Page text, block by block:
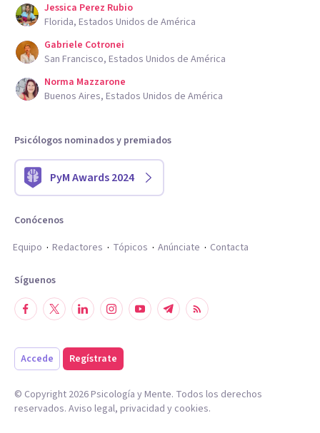
Jessica Perez Rubio
Florida, Estados Unidos de América
Gabriele Cotronei
San Francisco, Estados Unidos de América
Norma Mazzarone
Buenos Aires, Estados Unidos de América
Psicólogos nominados y premiados
PyM Awards 2024
Conócenos
Equipo
Redactores Tópicos Anúnciate Contacta
Síguenos
Accede Regístrate
© Copyright 2026Psicología y Mente. Todos los derechos
reservados. Aviso legal, privacidad y cookies.